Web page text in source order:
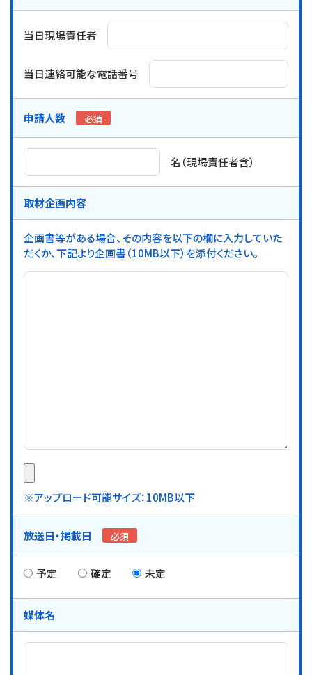
当日現場責任者
当日連絡可能な電話番号
申請人数 必須
名（現場責任者含）
取材企画内容
企画書等がある場合、その内容を以下の欄に入力していた
だくか、下記より企画書（10MB以下）を添付ください。
※アップロード可能サイズ：10MB以下
放送日・掲載日 必須
予定 確定 未定
媒体名